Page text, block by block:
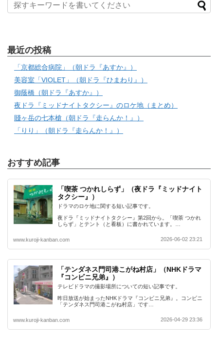
最近の投稿
「京都総合病院」（朝ドラ『あすか』）
美容室「VIOLET」（朝ドラ『ひまわり』）
御蔭橋（朝ドラ『あすか』）
夜ドラ『ミッドナイトタクシー』のロケ地（まとめ）
賤ヶ岳の七本槍（朝ドラ『走らんか！』）
「りり」（朝ドラ『走らんか！』）
おすすめ記事
「喫茶 つかれしらず」（夜ドラ『ミッドナイト
タクシー』）
ドラマのロケ地に関する短い記事です。
夜ドラ『ミッドナイトタクシー』第2回から。「喫茶 つかれ
しらず」とテント（と看板）に書かれています。…
www.kuroji-kanban.com 2026-06-02 23:21
「テンダネス門司港こがね村店」（NHKドラマ
『コンビニ兄弟』）
テレビドラマの撮影場所についての短い記事です。
昨日放送が始まったNHKドラマ『コンビニ兄弟』。コンビニ
「テンダネス門司港こがね村店」です…
www.kuroji-kanban.com 2026-04-29 23:36